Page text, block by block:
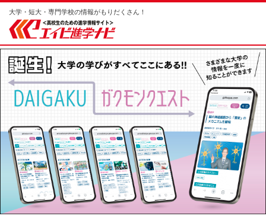
大学・短大・専門学校の情報がもりだくさん！